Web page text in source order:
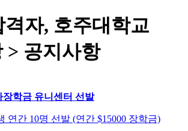
격자, 호주대학교
> 공지사항
학금 유니센터 선발
연간 10명 선발 (연간 $15000 장학금)